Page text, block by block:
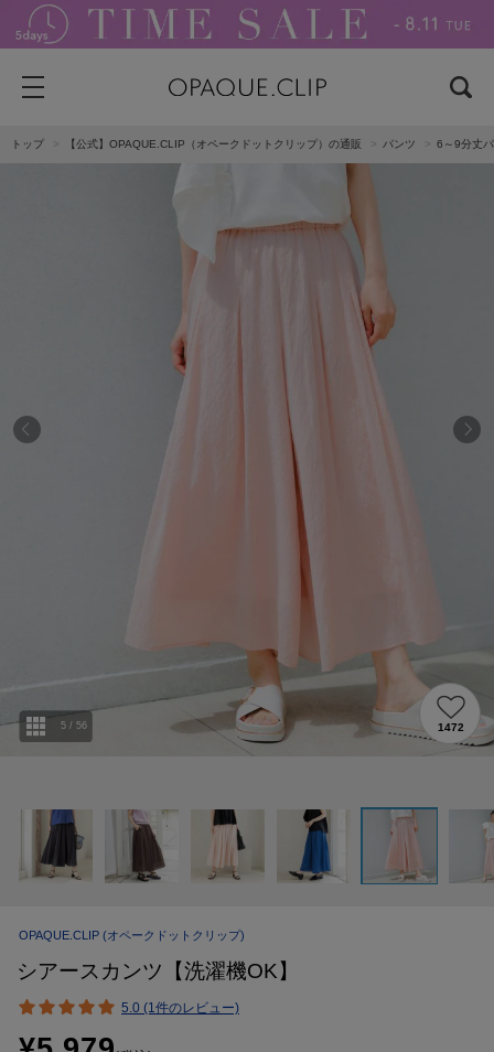
トップ 【公式】OPAQUE.CLIP（オペークドットクリップ）の通販 パンツ 6～9分丈
5 / 56 1472
OPAQUE.CLIP (オペークドットクリップ)
シアースカンツ【洗濯機OK】
5.0 (1件のレビュー)